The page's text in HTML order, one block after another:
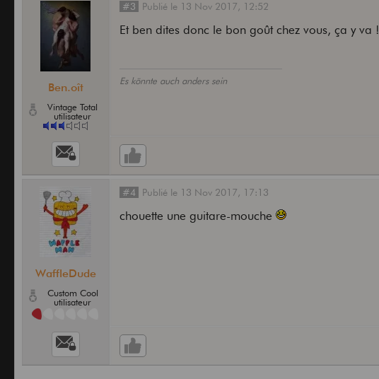
Ben.oît
Vintage Total
utilisateur
#3 Publié le 13 Nov 2017, 12:52
Et ben dites donc le bon goût chez vous, ça y va !
Es könnte auch anders sein
WaffleDude
Custom Cool
utilisateur
#4 Publié le 13 Nov 2017, 17:13
chouette une guitare-mouche